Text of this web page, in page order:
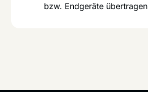
bzw. Endgeräte übertragen